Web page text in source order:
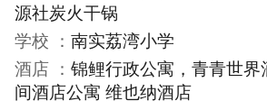
源社炭火干锅
学校 ： 南实荔湾小学
酒店 ： 锦鲤行政公寓，青青世
间酒店公寓 维也纳酒店